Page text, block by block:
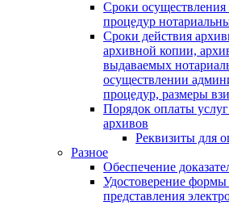
Сроки
процедур
Сроки действия
архивной копии,
выдаваемых
осуществлении
процедур, размеры
Порядок оплаты
архивов
Реквизиты для
Разное
Обеспечение
Удостоверение
представления